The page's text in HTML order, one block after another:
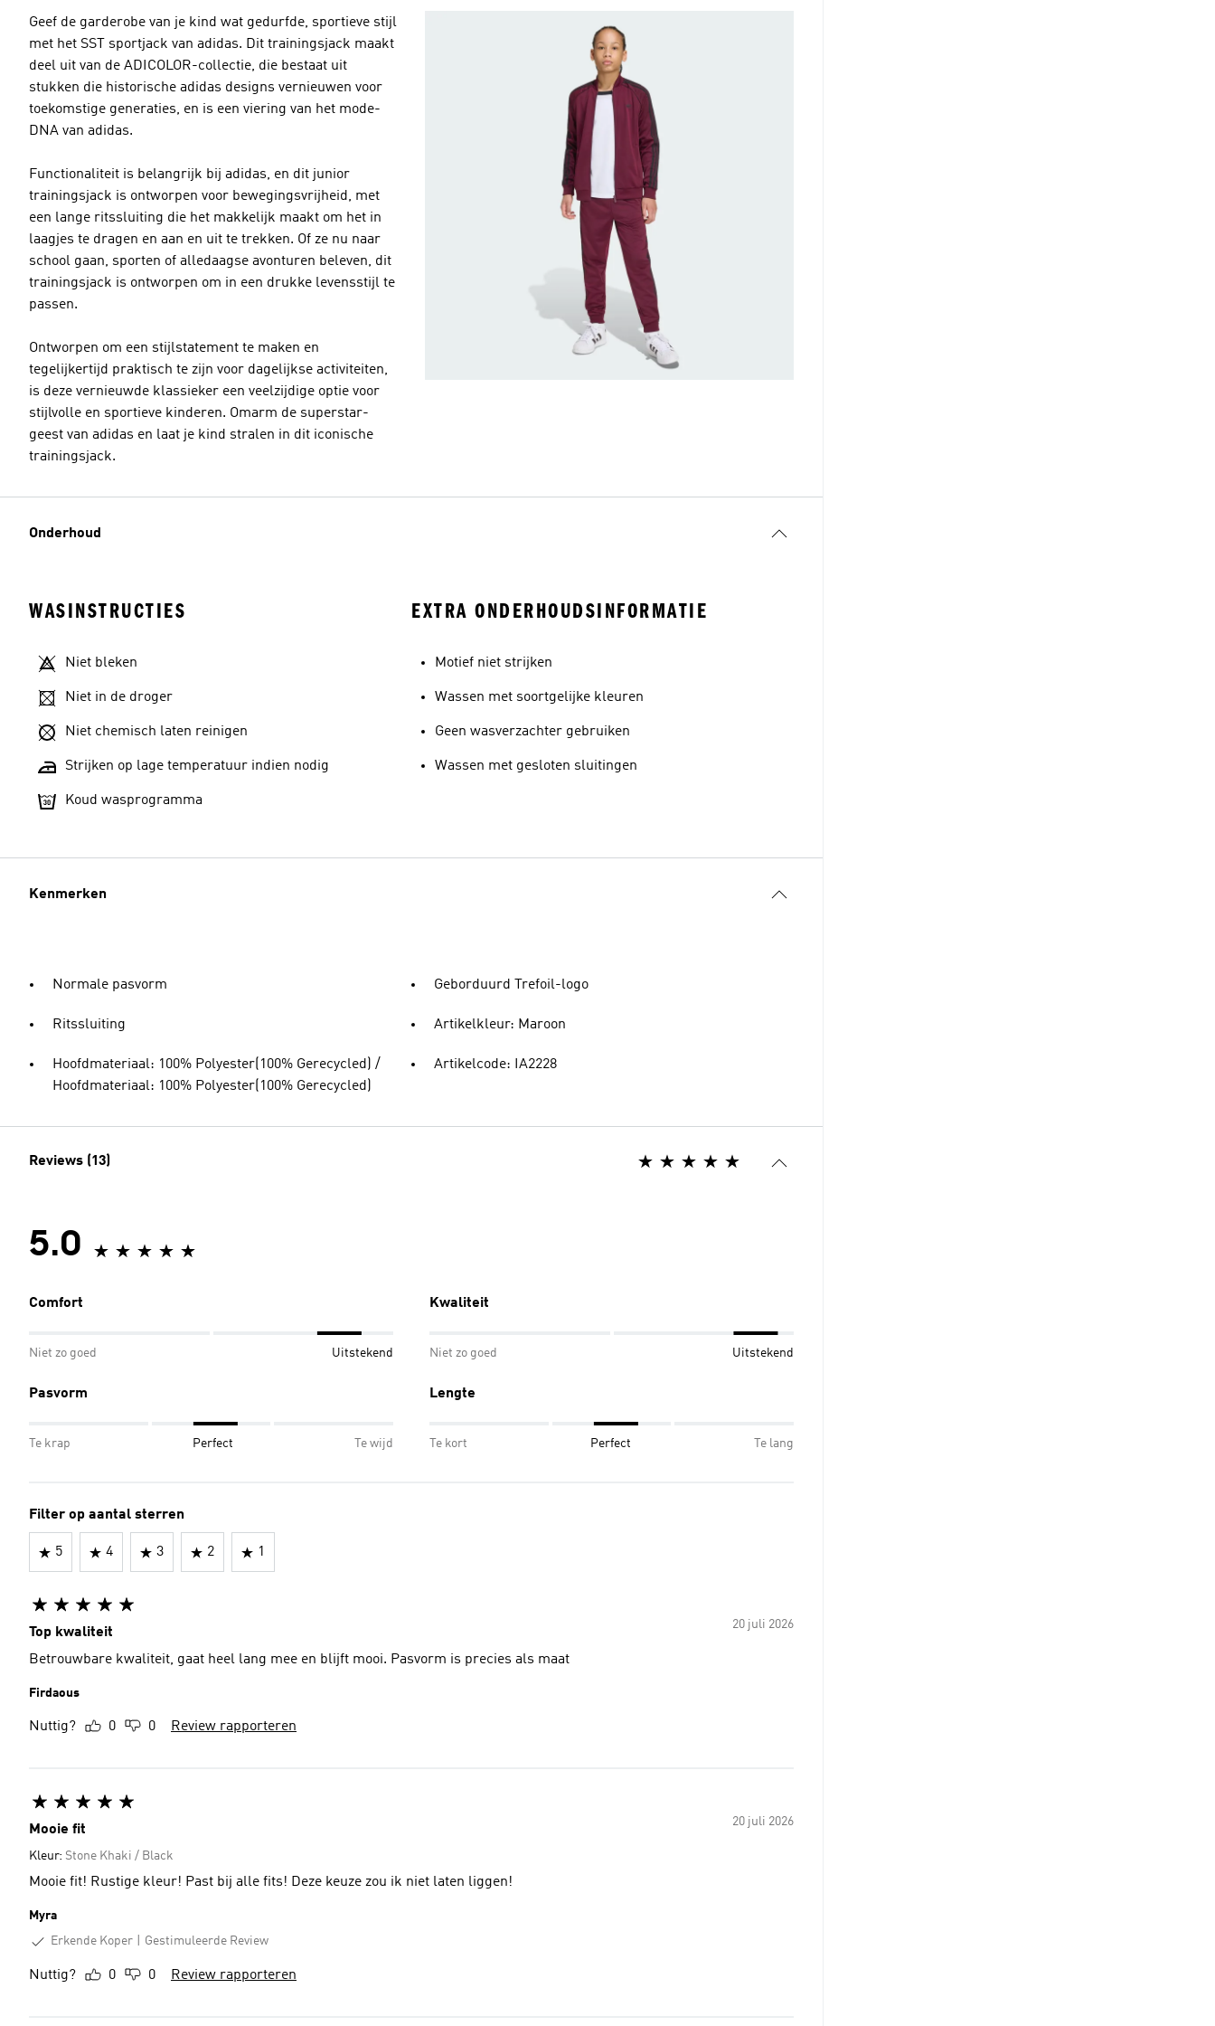
Geef de garderobe van je kind wat gedurfde, sportieve stijl
met het SST sportjack van adidas. Dit trainingsjack maakt
deel uit van de ADICOLOR-collectie, die bestaat uit
stukken die historische adidas designs vernieuwen voor
toekomstige generaties, en is een viering van het mode-
DNA van adidas.
Functionaliteit is belangrijk bij adidas, en dit junior
trainingsjack is ontworpen voor bewegingsvrijheid, met
een lange ritssluiting die het makkelijk maakt om het in
laagjes te dragen en aan en uit te trekken. Of ze nu naar
school gaan, sporten of alledaagse avonturen beleven, dit
trainingsjack is ontworpen om in een drukke levensstijl te
passen.
Ontworpen om een stijlstatement te maken en
tegelijkertijd praktisch te zijn voor dagelijkse activiteiten,
is deze vernieuwde klassieker een veelzijdige optie voor
stijlvolle en sportieve kinderen. Omarm de superstar-
geest van adidas en laat je kind stralen in dit iconische
trainingsjack.
Onderhoud
WASINSTRUCTIES
Niet bleken
Niet in de droger
Niet chemisch laten reinigen
Strijken op lage temperatuur indien nodig
Koud wasprogramma
EXTRA ONDERHOUDSINFORMATIE
Motief niet strijken
Wassen met soortgelijke kleuren
Geen wasverzachter gebruiken
Wassen met gesloten sluitingen
Kenmerken
Normale pasvorm
Ritssluiting
Hoofdmateriaal: 100% Polyester(100% Gerecycled) /
Hoofdmateriaal: 100% Polyester(100% Gerecycled)
Geborduurd Trefoil-logo
Artikelkleur: Maroon
Artikelcode: IA2228
Reviews (13)
5.0
Comfort
Niet zo goed Uitstekend
Kwaliteit
Niet zo goed Uitstekend
Pasvorm
Te krap Perfect Te wijd
Lengte
Te kort Perfect Te lang
Filter op aantal sterren
5 4 3 2 1
20 juli 2026
Top kwaliteit
Betrouwbare kwaliteit, gaat heel lang mee en blijft mooi. Pasvorm is precies als maat
Firdaous
Nuttig? 0 0 Review rapporteren
20 juli 2026
Mooie fit
Kleur: Stone Khaki / Black
Mooie fit! Rustige kleur! Past bij alle fits! Deze keuze zou ik niet laten liggen!
Myra
Erkende Koper
Gestimuleerde Review
Nuttig? 0 0 Review rapporteren